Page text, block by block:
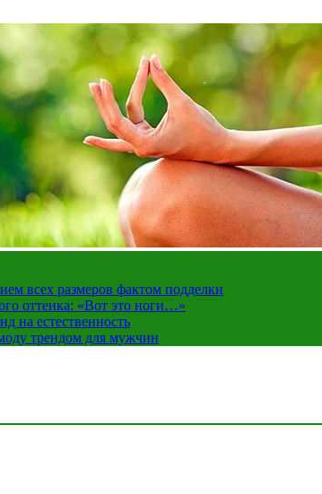
всех размеров фактом подделки
оттенка: «Вот это ноги…»
на естественность
трендом для мужчин